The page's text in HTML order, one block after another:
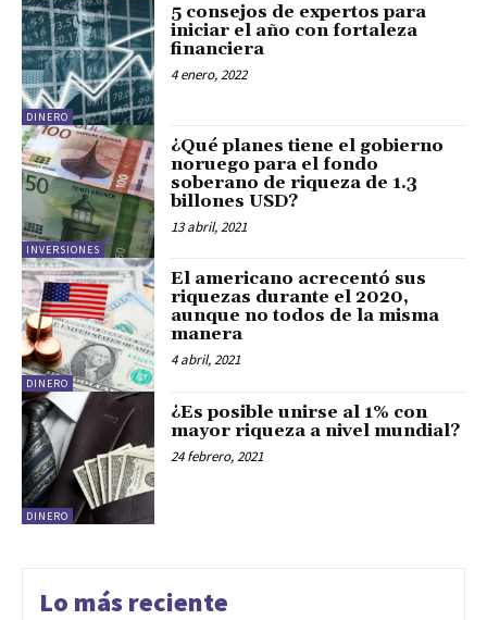
DINERO
5 consejos de expertos para
iniciar el año con fortaleza
financiera
4 enero, 2022
INVERSIONES
¿Qué planes tiene el gobierno
noruego para el fondo
soberano de riqueza de 1.3
billones USD?
13 abril, 2021
DINERO
El americano acrecentó sus
riquezas durante el 2020,
aunque no todos de la misma
manera
4 abril, 2021
DINERO
¿Es posible unirse al 1% con
mayor riqueza a nivel mundial?
24 febrero, 2021
Lo más reciente